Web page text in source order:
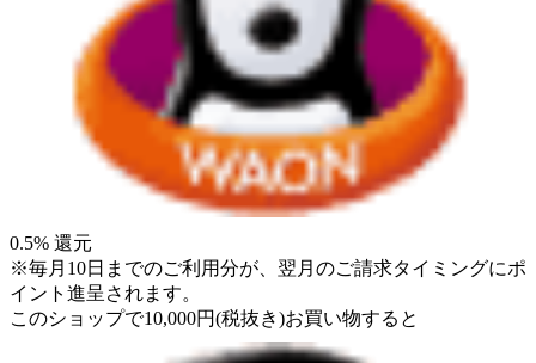
0.5% 還元
※毎月10日までのご利用分が、翌月のご請求タイミングにポ
イント進呈されます。
このショップで10,000円(税抜き)お買い物すると